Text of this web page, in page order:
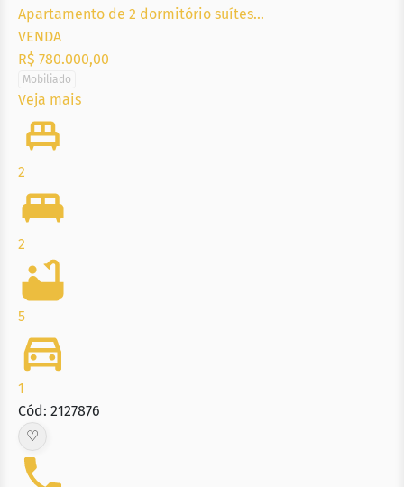
Apartamento de 2 dormitório suítes...
VENDA
R$ 780.000,00
Mobiliado
Veja mais
2
2
5
1
Cód: 2127876
♡